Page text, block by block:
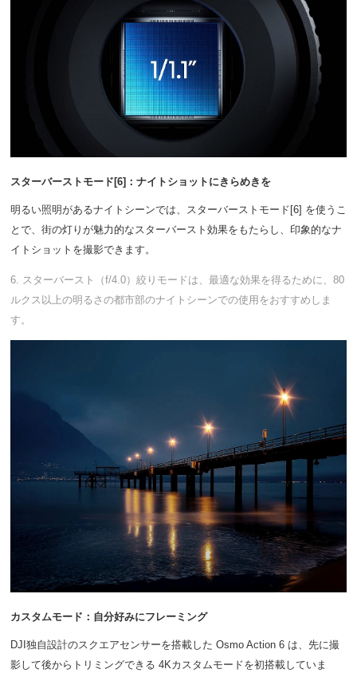
スターバーストモード[6]：ナイトショットにきらめきを
明るい照明があるナイトシーンでは、スターバーストモード[6] を使うこ
とで、街の灯りが魅力的なスターバースト効果をもたらし、印象的なナ
イトショットを撮影できます。
6. スターバースト（f/4.0）絞りモードは、最適な効果を得るために、80
ルクス以上の明るさの都市部のナイトシーンでの使用をおすすめしま
す。
カスタムモード：自分好みにフレーミング
DJI独自設計のスクエアセンサーを搭載した Osmo Action 6 は、先に撮
影して後からトリミングできる 4Kカスタムモードを初搭載していま